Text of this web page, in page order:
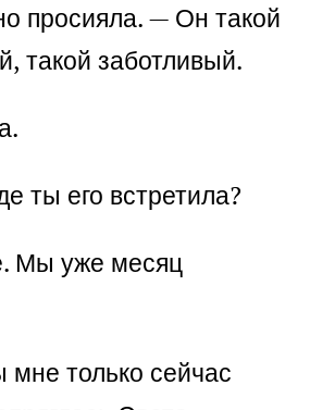
просияла. — Он такой
такой заботливый.
ты его встретила?
Мы уже месяц
только сейчас